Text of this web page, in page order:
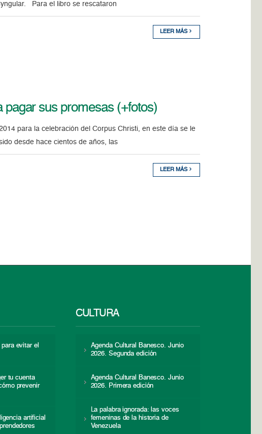
Para el libro se rescataron
LEER MÁS
pagar sus promesas (+fotos)
para la celebración del Corpus Christi, en este día se le
desde hace cientos de años, las
LEER MÁS
evitar el
tu cuenta
prevenir
artificial
CULTURA
Agenda Cultural Banesco. Junio
2026. Segunda edición
Agenda Cultural Banesco. Junio
2026. Primera edición
La palabra ignorada: las voces
femeninas de la historia de
Venezuela